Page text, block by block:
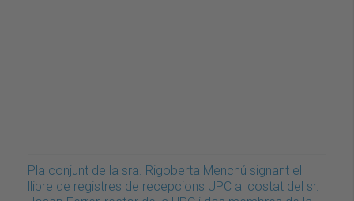
Pla conjunt de la sra. Rigoberta Menchú signant el
llibre de registres de recepcions UPC al costat del sr.